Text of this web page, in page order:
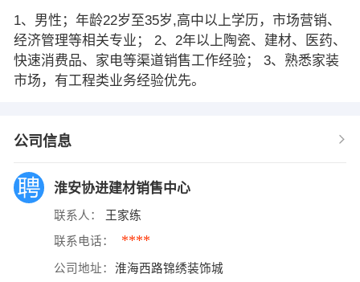
1、男性；年龄22岁至35岁,高中以上学历，市场营销、
经济管理等相关专业； 2、2年以上陶瓷、建材、医药、
快速消费品、家电等渠道销售工作经验； 3、熟悉家装
市场，有工程类业务经验优先。
公司信息
淮安协进建材销售中心
联系人： 王家练
联系电话： ****
公司地址： 淮海西路锦绣装饰城